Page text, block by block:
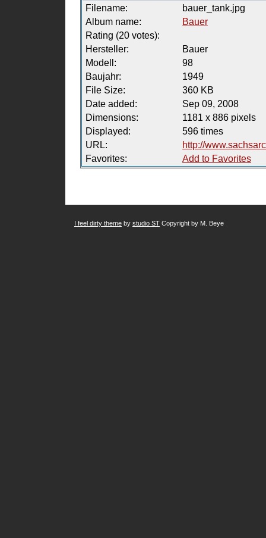
Filename:
bauer_tank.jpg
Album name:
Bauer
Rating (20 votes):
Hersteller:
Bauer
Modell:
98
Baujahr:
1949
File Size:
360 KB
Date added:
Sep 09, 2008
Dimensions:
1181 x 886 pixels
Displayed:
596 times
URL:
http://
Favorites:
Add to Favorites
I feel dirty theme by studio ST Copyright by M. Beye